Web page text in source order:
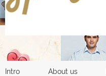
Intro About us